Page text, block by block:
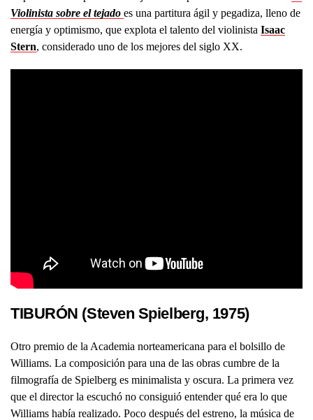
Violinista sobre el tejado es una partitura ágil y pegadiza, lleno de
energía y optimismo, que explota el talento del violinista Isaac
Stern, considerado uno de los mejores del siglo XX.
TIBURÓN (Steven Spielberg, 1975)
Otro premio de la Academia norteamericana para el bolsillo de
Williams. La composición para una de las obras cumbre de la
filmografía de Spielberg es minimalista y oscura. La primera vez
que el director la escuchó no consiguió entender qué era lo que
Williams había realizado. Poco después del estreno, la música de